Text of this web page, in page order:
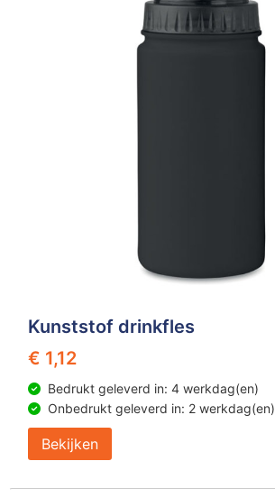
Kunststof drinkfles
€ 1,12
Bedrukt geleverd in: 4 werkdag(en)
Onbedrukt geleverd in: 2 werkdag(en)
Bekijken